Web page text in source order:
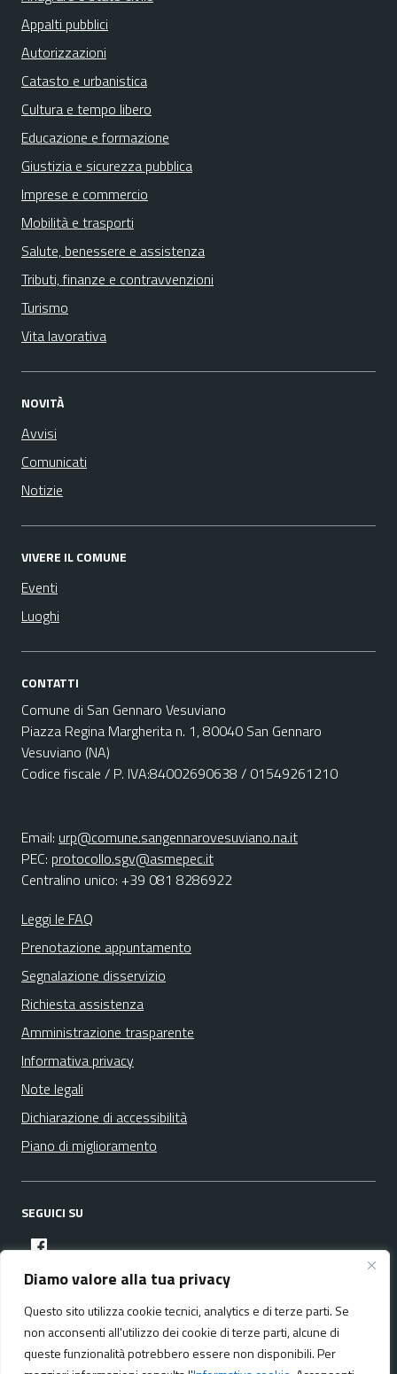
Diamo valore alla tua privacy
Questo sito utilizza cookie tecnici, analytics e di terze parti. Se
non acconsenti all'utilizzo dei cookie di terze parti, alcune di
queste funzionalità potrebbero essere non disponibili. Per
Appalti pubblici
Autorizzazioni
Catasto e urbanistica
Cultura e tempo libero
Educazione e formazione
Giustizia e sicurezza pubblica
Imprese e commercio
Mobilità e trasporti
Salute, benessere e assistenza
Tributi, finanze e contravvenzioni
Turismo
Vita lavorativa
NOVITÀ
Avvisi
Comunicati
Notizie
VIVERE IL COMUNE
Eventi
Luoghi
CONTATTI
Comune di San Gennaro Vesuviano
Piazza Regina Margherita n. 1, 80040 San Gennaro
Vesuviano (NA)
Codice fiscale / P. IVA:84002690638 / 01549261210
Email: urp@comune.sangennarovesuviano.na.it
PEC: protocollo.sgv@asmepec.it
Centralino unico: +39 081 8286922
Leggi le FAQ
Prenotazione appuntamento
Segnalazione disservizio
Richiesta assistenza
Amministrazione trasparente
Informativa privacy
Note legali
Dichiarazione di accessibilità
Piano di miglioramento
SEGUICI SU
facebook
Media policy Mappa del sito